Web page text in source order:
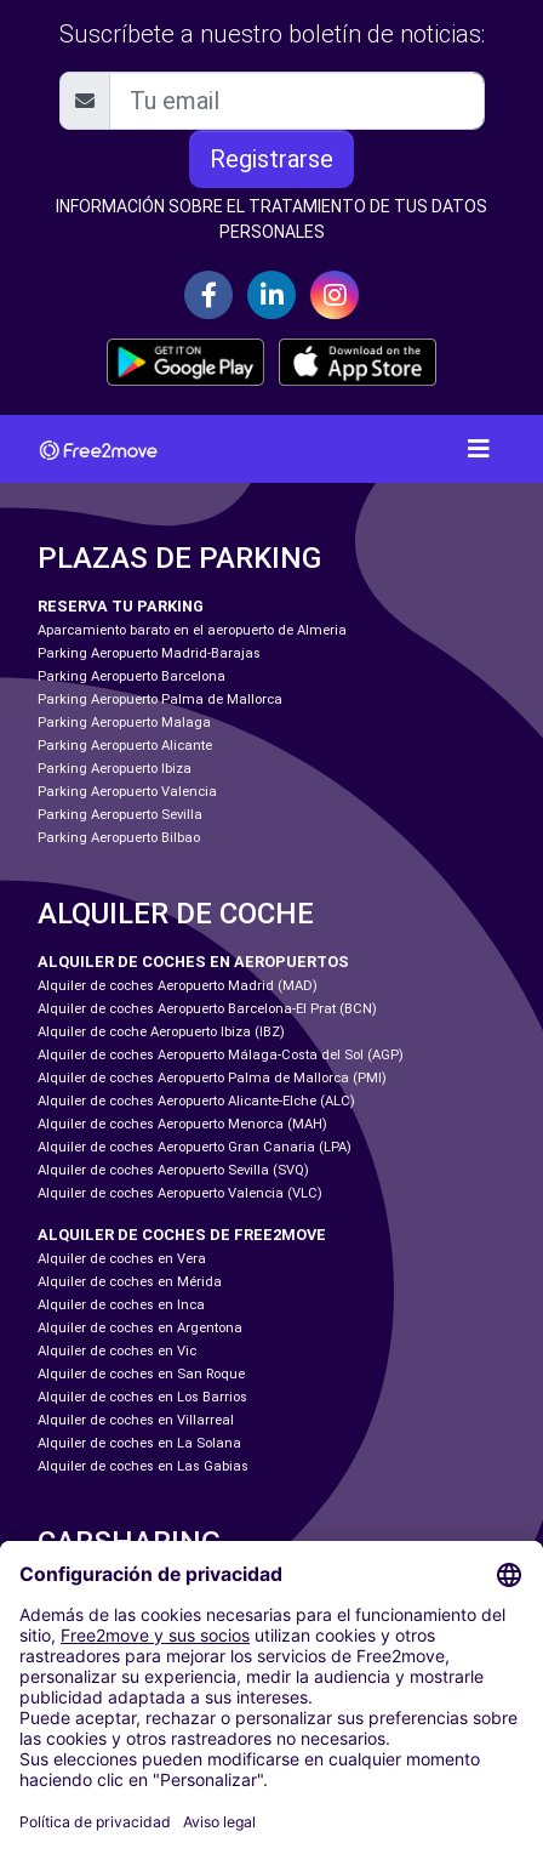
Suscríbete a nuestro boletín de noticias:
Registrarse
INFORMACIÓN SOBRE EL TRATAMIENTO DE TUS DATOS
PERSONALES
PLAZAS DE PARKING
RESERVA TU PARKING
Aparcamiento barato en el aeropuerto de Almeria
Parking Aeropuerto Madrid-Barajas
Parking Aeropuerto Barcelona
Parking Aeropuerto Palma de Mallorca
Parking Aeropuerto Malaga
Parking Aeropuerto Alicante
Parking Aeropuerto Ibiza
Parking Aeropuerto Valencia
Parking Aeropuerto Sevilla
Parking Aeropuerto Bilbao
ALQUILER DE COCHE
ALQUILER DE COCHES EN AEROPUERTOS
Alquiler de coches Aeropuerto Madrid (MAD)
Alquiler de coches Aeropuerto Barcelona-El Prat (BCN)
Alquiler de coche Aeropuerto Ibiza (IBZ)
Alquiler de coches Aeropuerto Málaga-Costa del Sol (AGP)
Alquiler de coches Aeropuerto Palma de Mallorca (PMI)
Alquiler de coches Aeropuerto Alicante-Elche (ALC)
Alquiler de coches Aeropuerto Menorca (MAH)
Alquiler de coches Aeropuerto Gran Canaria (LPA)
Alquiler de coches Aeropuerto Sevilla (SVQ)
Alquiler de coches Aeropuerto Valencia (VLC)
ALQUILER DE COCHES DE FREE2MOVE
Alquiler de coches en Vera
Alquiler de coches en Mérida
Alquiler de coches en Inca
Alquiler de coches en Argentona
Alquiler de coches en Vic
Alquiler de coches en San Roque
Alquiler de coches en Los Barrios
Alquiler de coches en Villarreal
Alquiler de coches en La Solana
Alquiler de coches en Las Gabias
CARSHARING
NUESTRAS CIUDADES
Paris
Madrid
Washington DC
Milán
Roma
Turín
Viena
Berlín
Düsseldorf